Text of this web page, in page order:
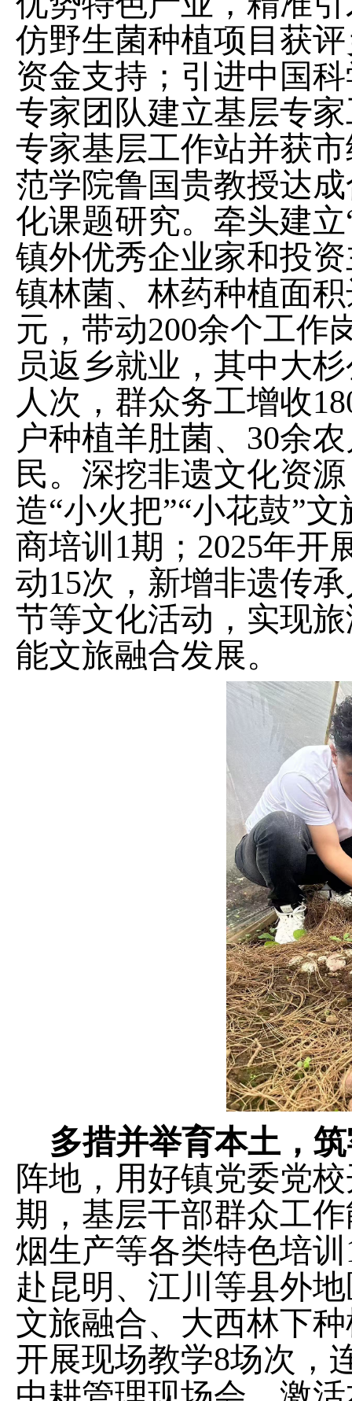
仿野生菌种植项目获
资金支持；引进中国
专家团队建立基层专
专家基层工作站并获
范学院鲁国贵教授达
化课题研究。牵头建立
镇外优秀企业家和投
镇林菌、林药种植面
元，带动200余个工作
员返乡就业，其中大
人次，群众务工增收
户种植羊肚菌、 30余
民。深挖非遗文化资
造“小火把”“小花鼓”文
商培训 1期； 2025年开
动15次，新增非遗传
节等文化活动，实现
能文旅融合发展。
多措并举育本土，
阵地，用好镇党委党
期，基层干部群众工
烟生产等各类特色培训
赴昆明、江川等县外
文旅融合、大西林下
开展现场教学8场次，